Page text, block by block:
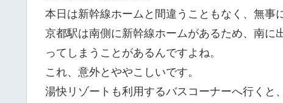
本日は新幹線ホームと間違うこともなく、無事
京都駅は南側に新幹線ホームがあるため、南
ってしまうことがあるんですよね。
これ、意外とややこしいです。
湯快リゾートも利用するバスコーナーへ行くと、